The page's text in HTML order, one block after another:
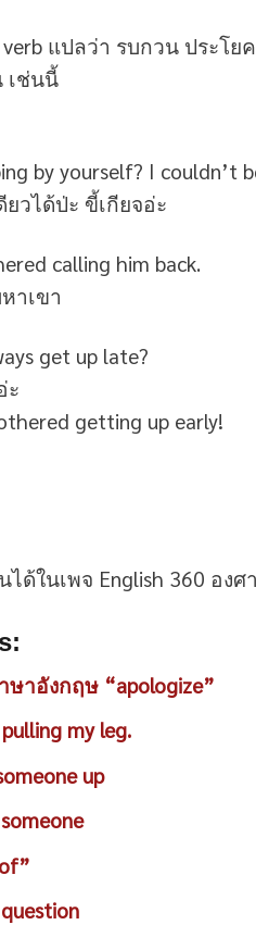
verb แปลว่า รบกวน ประโ
เช่นนี้
by yourself? I couldn’t
วได้ป่ะ ขี้เกียจอ่ะ
calling him back.
าเขา
get up late?
ะ
getting up early!
ด้ในเพจ English 360 องศา
าอังกฤษ “apologize”
my leg.
up